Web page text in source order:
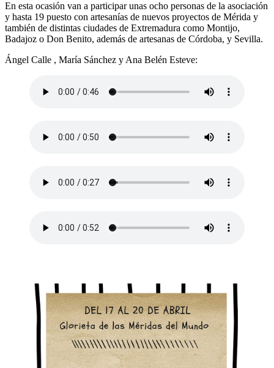
En esta ocasión van a participar unas ocho personas de la asociación
y hasta 19 puesto con artesanías de nuevos proyectos de Mérida y
también de distintas ciudades de Extremadura como Montijo,
Badajoz o Don Benito, además de artesanas de Córdoba, y Sevilla.
Ángel Calle , María Sánchez y Ana Belén Esteve: